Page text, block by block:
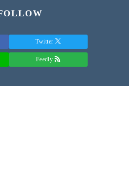
Twitter
Feedly